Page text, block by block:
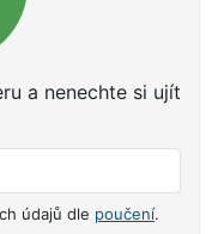
a nenechte si ujít
údajů dle poučení.